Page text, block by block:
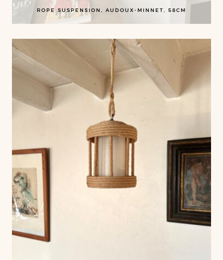
ROPE SUSPENSION, AUDOUX-MINNET, 58CM